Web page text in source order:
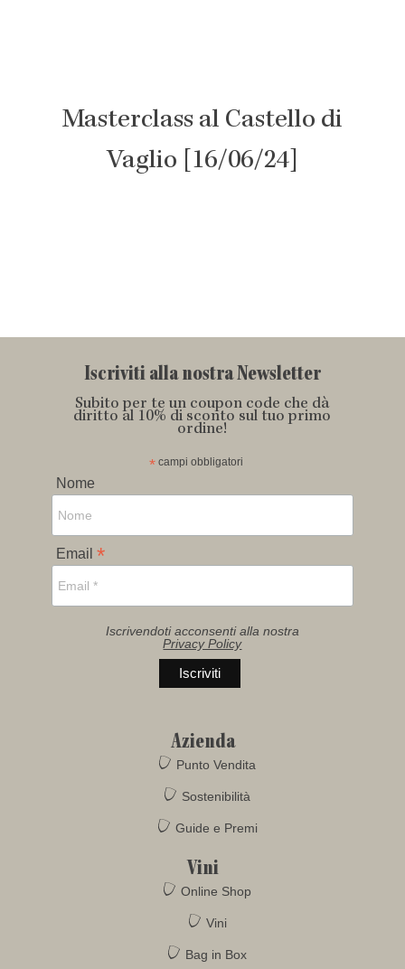
Masterclass al Castello di
Vaglio [16/06/24]
Iscriviti alla nostra Newsletter
Subito per te un coupon code che dà
diritto al 10% di sconto sul tuo primo
ordine!
* campi obbligatori
Nome
Email *
Iscrivendoti acconsenti alla nostra
Privacy Policy
Azienda
Punto Vendita
Sostenibilità
Guide e Premi
Vini
Online Shop
Vini
Bag in Box